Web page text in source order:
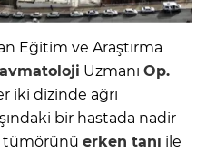
Eğitim ve Araştırma
Uzmanı Op.
iki dizinde ağrı
bir hastada nadir
tümörünü erken tanı ile